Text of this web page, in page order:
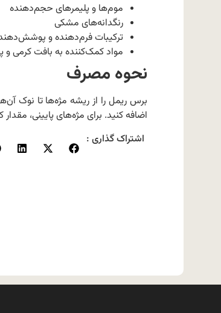
موم‌ها و پلیمرهای حجم‌دهنده
رنگدانه‌های مشکی
ترکیبات فرم‌دهنده و
مواد کمک‌کننده به بافت کرمی
نحوه مصرف
برس ریمل را از ریشه مژه‌ها تا نوک
اضافه کنید. برای مژه‌های پایینی،
اشتراک گذاری :